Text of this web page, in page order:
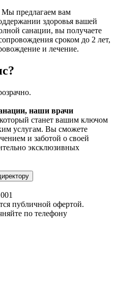
Мы предлагаем вам
здоровья вашей
санации, вы получаете
сроком до 2 лет,
и лечение.
наши врачи
станет вашим ключом
услугам. Вы сможете
и заботой о своей
эксклюзивных
публичной офертой.
по телефону